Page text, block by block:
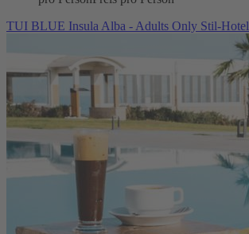
TUI BLUE Insula Alba - Adults Only Stil-Hotel